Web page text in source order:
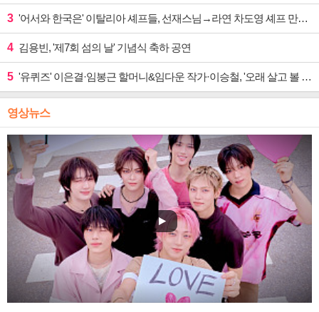
3 '어서와 한국은' 이탈리아 셰프들, 선재스님→라연 차도영 셰프 만난다
4 김용빈, '제7회 섬의 날' 기념식 축하 공연
5 '유퀴즈' 이은결·임봉근 할머니&임다운 작가·이승철, '오래 살고 볼 일' 특집 출격
영상뉴스